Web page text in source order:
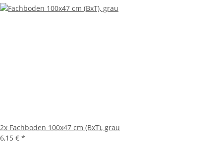
2x Fachboden 100x47 cm (BxT), grau
6,15 € *